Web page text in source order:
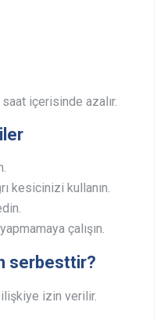
içerisinde azalır.
kesicinizi kullanın.
çalışın.
serbesttir?
ilişkiye izin verilir.